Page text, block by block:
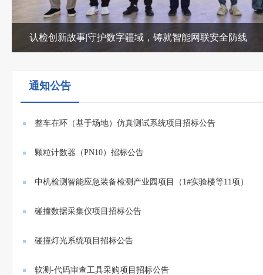
认检创新故事|守护数字疆域，铸就智能网联安全防线
通知公告
整车在环（基于场地）仿真测试系统项目招标公告
颗粒计数器（PN10）招标公告
中机检测智能应急装备检测产业园项目（1#实验楼等11项）
门禁、...
碰撞数据采集仪项目招标公告
碰撞灯光系统项目招标公告
软测-代码审查工具采购项目招标公告